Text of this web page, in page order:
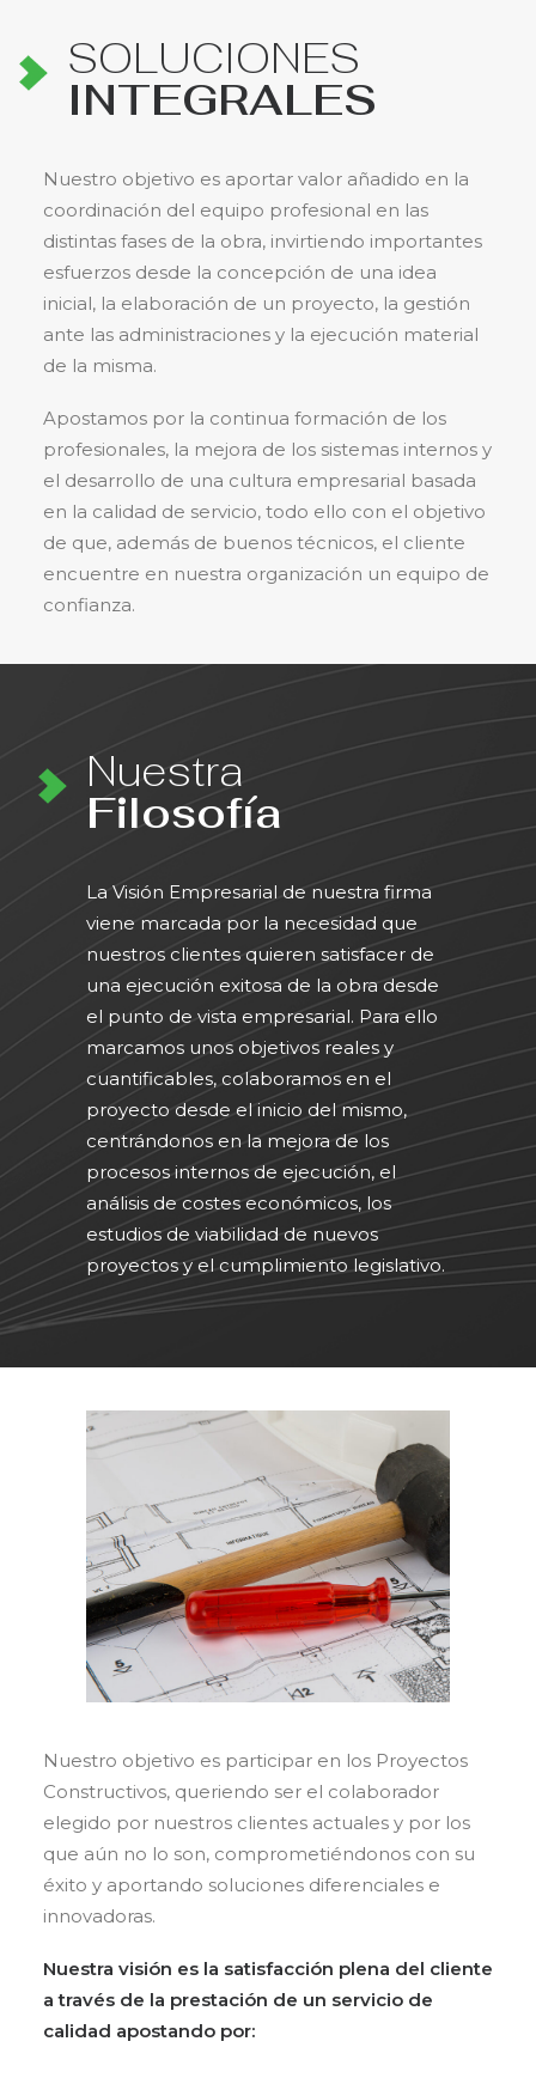
SOLUCIONES
INTEGRALES
Nuestro objetivo es aportar valor añadido en la
coordinación del equipo profesional en las
distintas fases de la obra, invirtiendo importantes
esfuerzos desde la concepción de una idea
inicial, la elaboración de un proyecto, la gestión
ante las administraciones y la ejecución material
de la misma.
Apostamos por la continua formación de los
profesionales, la mejora de los sistemas internos y
el desarrollo de una cultura empresarial basada
en la calidad de servicio, todo ello con el objetivo
de que, además de buenos técnicos, el cliente
encuentre en nuestra organización un equipo de
confianza.
Nuestra
Filosofía
La Visión Empresarial de nuestra firma
viene marcada por la necesidad que
nuestros clientes quieren satisfacer de
una ejecución exitosa de la obra desde
el punto de vista empresarial. Para ello
marcamos unos objetivos reales y
cuantificables, colaboramos en el
proyecto desde el inicio del mismo,
centrándonos en la mejora de los
procesos internos de ejecución, el
análisis de costes económicos, los
estudios de viabilidad de nuevos
proyectos y el cumplimiento legislativo.
Nuestro objetivo es participar en los Proyectos
Constructivos, queriendo ser el colaborador
elegido por nuestros clientes actuales y por los
que aún no lo son, comprometiéndonos con su
éxito y aportando soluciones diferenciales e
innovadoras.
Nuestra visión es la satisfacción plena del cliente
a través de la prestación de un servicio de
calidad apostando por: